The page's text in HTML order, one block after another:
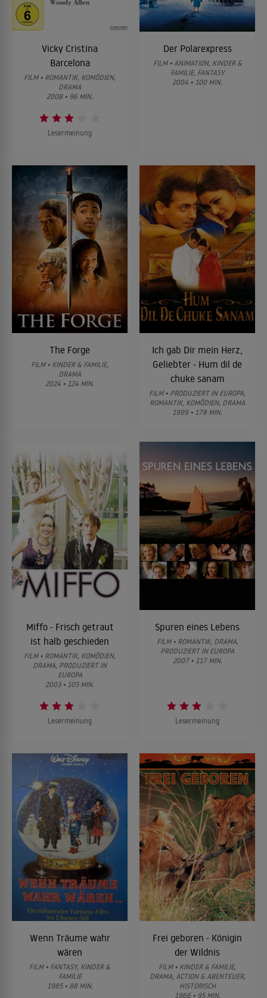
Vicky Cristina
Barcelona
FILM • ROMANTIK, KOMÖDIEN,
DRAMA
2008 • 96 MIN.
Lesermeinung
Der Polarexpress
FILM • ANIMATION, KINDER &
FAMILIE, FANTASY
2004 • 100 MIN.
The Forge
FILM • KINDER & FAMILIE,
DRAMA
2024 • 124 MIN.
Ich gab Dir mein Herz,
Geliebter - Hum dil de
chuke sanam
FILM • PRODUZIERT IN EUROPA,
ROMANTIK, KOMÖDIEN, DRAMA
1999 • 178 MIN.
Miffo - Frisch getraut
ist halb geschieden
FILM • ROMANTIK, KOMÖDIEN,
DRAMA, PRODUZIERT IN
EUROPA
2003 • 105 MIN.
Lesermeinung
Spuren eines Lebens
FILM • ROMANTIK, DRAMA,
PRODUZIERT IN EUROPA
2007 • 117 MIN.
Lesermeinung
Wenn Träume wahr
wären
FILM • FANTASY, KINDER &
FAMILIE
1985 • 88 MIN.
Frei geboren - Königin
der Wildnis
FILM • KINDER & FAMILIE,
DRAMA, ACTION & ABENTEUER,
HISTORISCH
1966 • 95 MIN.